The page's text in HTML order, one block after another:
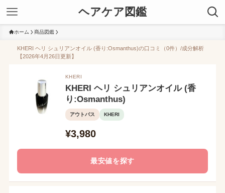
ヘアケア図鑑
ホーム 商品図鑑
KHERI ヘリ シュリアンオイル (香り:Osmanthus)の口コミ（0件）/成分解析
【2026年4月26日更新】
KHERI
KHERI ヘリ シュリアンオイル (香
り:Osmanthus)
アウトバス KHERI
¥3,980
最安値を探す